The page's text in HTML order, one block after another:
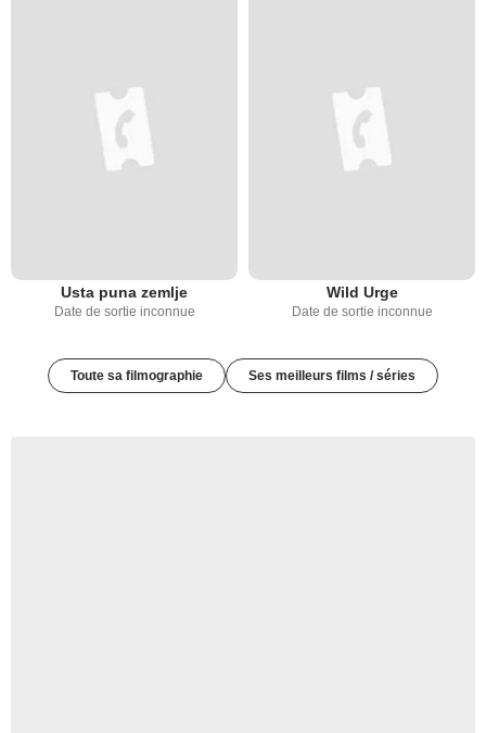
Usta puna zemlje
Date de sortie inconnue
Wild Urge
Date de sortie inconnue
Toute sa filmographie Ses meilleurs films / séries